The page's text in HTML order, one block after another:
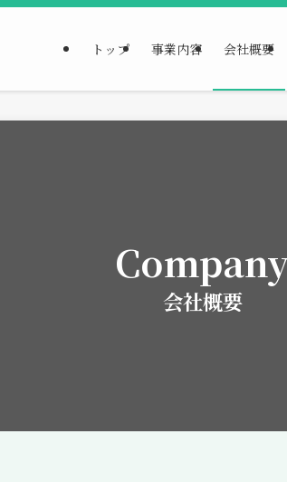
トップ 事業内容 会社概要
会社概要